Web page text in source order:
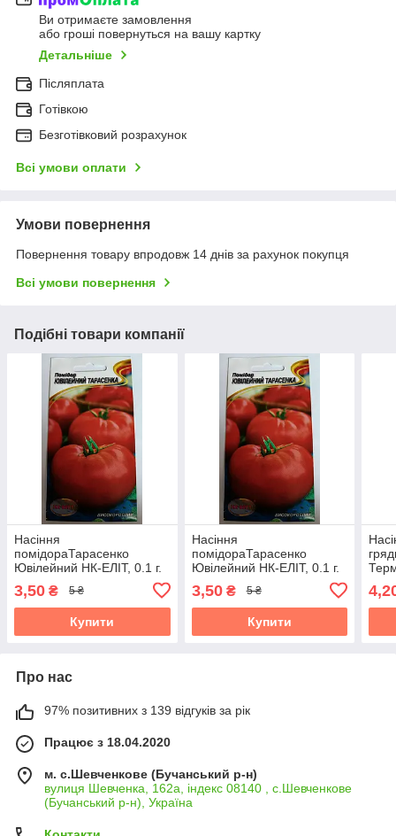
Ви отримаєте замовлення
або гроші повернуться на вашу картку
Детальніше
Післяплата
Готівкою
Безготівковий розрахунок
Всі умови оплати
Умови повернення
Повернення товару впродовж 14 днів за рахунок покупця
Всі умови повернення
Подібні товари компанії
Насіння
помідораТарасенко
Ювілейний НК-ЕЛІТ, 0.1 г.
31.10.2026
3,50 ₴ 5 ₴
Купити
Насіння
помідораТарасенко
Ювілейний НК-ЕЛІТ, 0.1 г.
31.10.2026
3,50₴ 5 ₴
Купити
Про нас
97% позитивних з 139 відгуків за рік
Працює з 18.04.2020
м. с.Шевченкове (Бучанський р-н)
вулиця Шевченка, 162а, індекс 08140 , с.Шевченкове
(Бучанський р-н), Україна